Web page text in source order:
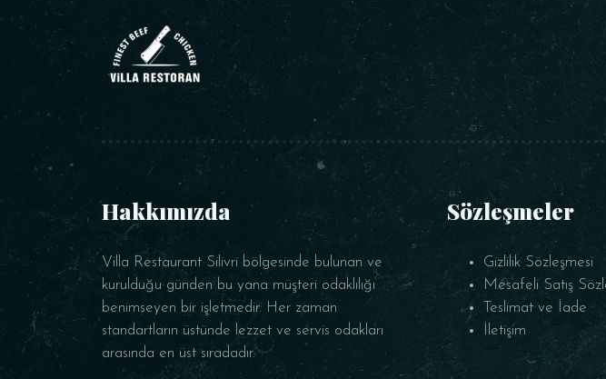
Hakkımızda
Villa Restaurant Silivri bölgesinde bulunan ve
kurulduğu günden bu yana müşteri odaklılığı
benimseyen bir işletmedir. Her zaman
standartların üstünde lezzet ve servis odakları
arasında en üst sıradadır.
Sözleşmeler
Gizlilik Sözleşmesi
Mesafeli Satış
Teslimat ve İade
İletişim